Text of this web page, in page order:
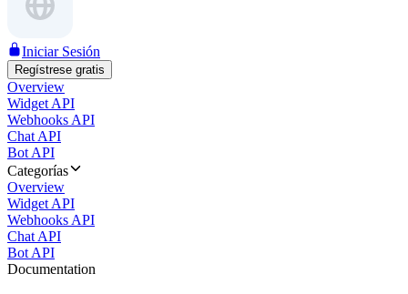
Iniciar Sesión
Regístrese gratis
Overview
Widget API
Webhooks API
Chat API
Bot API
Categorías
Overview
Widget API
Webhooks API
Chat API
Bot API
Documentation